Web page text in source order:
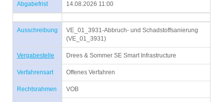
Abgabefrist 14.08.2026 11:00
Ausschreibung
VE_01_3931-Abbruch- und Schadstoffsanierung
(VE_01_3931)
Vergabestelle Drees & Sommer SE Smart Infrastructure
Verfahrensart Offenes Verfahren
Rechtsrahmen VOB